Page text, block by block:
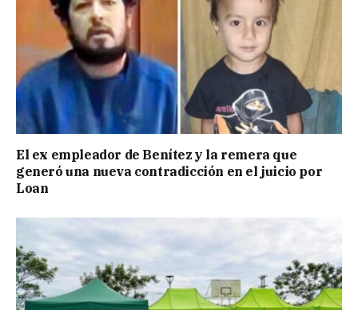
El ex empleador de Benítez y la remera que
generó una nueva contradicción en el juicio por
Loan